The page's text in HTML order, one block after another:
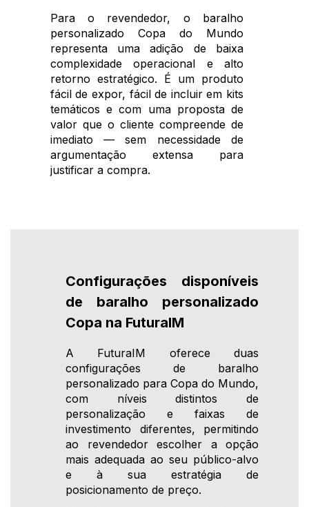
Para o revendedor, o baralho
personalizado Copa do Mundo
representa uma adição de baixa
complexidade operacional e alto
retorno estratégico. É um produto
fácil de expor, fácil de incluir em kits
temáticos e com uma proposta de
valor que o cliente compreende de
imediato — sem necessidade de
argumentação extensa para
justificar a compra.
Configurações disponíveis
de baralho personalizado
Copa na FuturaIM
A FuturaIM oferece duas
configurações de baralho
personalizado para Copa do Mundo,
com níveis distintos de
personalização e faixas de
investimento diferentes, permitindo
ao revendedor escolher a opção
mais adequada ao seu público-alvo
e à sua estratégia de
posicionamento de preço.